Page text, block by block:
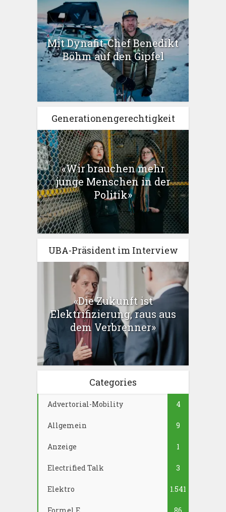
Mit Dynafit-Chef Benedikt
Böhm auf den Gipfel
Generationengerechtigkeit
«Wir brauchen mehr
junge Menschen in der
Politik»
UBA-Präsident im Interview
«Die Zukunft ist
Elektrifizierung, raus aus
dem Verbrenner»
Categories
Advertorial-Mobility 4
Allgemein 9
Anzeige 1
Electrified Talk 3
Elektro 1.541